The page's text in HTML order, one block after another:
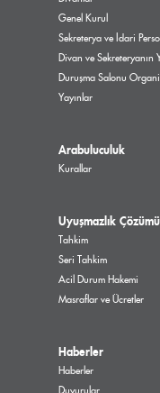
Genel Kurul
Sekreterya ve İdari
Divan ve Sekreteryanın
Duruşma Salonu
Yayınlar
Arabuluculuk
Kurallar
Uyuşmazlık Çözümü
Tahkim
Seri Tahkim
Acil Durum Hakemi
Masraflar ve Ücretler
Haberler
Haberler